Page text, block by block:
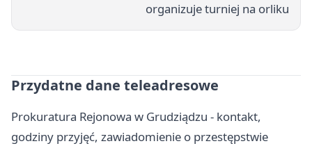
organizuje turniej na orliku
Przydatne dane teleadresowe
Prokuratura Rejonowa w Grudziądzu - kontakt,
godziny przyjęć, zawiadomienie o przestępstwie